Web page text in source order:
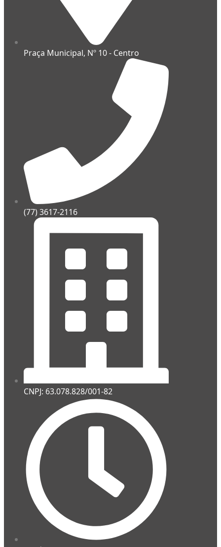
Praça Municipal, Nº 10 - Centro
(77) 3617-2116
CNPJ: 63.078.828/001-82